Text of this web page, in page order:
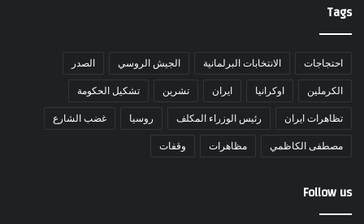
Tags
احتجاجات الانتخابات البرلمانية الجيش الروسي الصدر
الكرملين اوكرانيا ايران تشرين تشكيل الحكومة
تظاهرات ايران رئيس الوزراء المكلف روسيا غضب الشارع
مصطفى الكاظمي مظاهرات وقفات
Follow us